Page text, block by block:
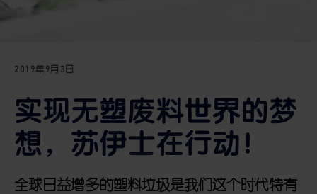
2019年9月3日
实现无塑废料世界的梦
想，苏伊士在行动！
全球日益增多的塑料垃圾是我们这个时代特有